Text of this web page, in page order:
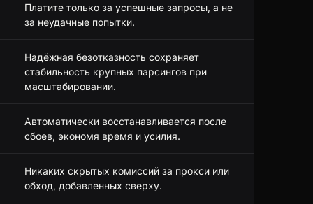
Платите только за успешные запросы, а не
за неудачные попытки.
Надёжная безотказность сохраняет
стабильность крупных парсингов при
масштабировании.
Автоматически восстанавливается после
сбоев, экономя время и усилия.
Никаких скрытых комиссий за прокси или
обход, добавленных сверху.